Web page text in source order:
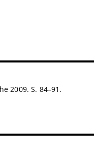
2009. S. 84–91.